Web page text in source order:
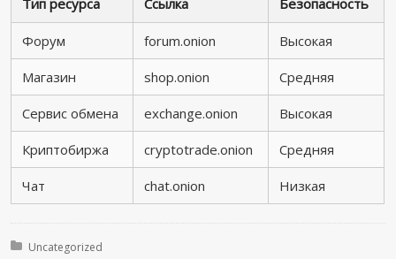
Тип ресурса Ссылка Безопасность
Форум forum.onion Высокая
Магазин shop.onion Средняя
Сервис обмена exchange.onion Высокая
Криптобиржа cryptotrade.onion Средняя
Чат chat.onion Низкая
Posted in:
Uncategorized